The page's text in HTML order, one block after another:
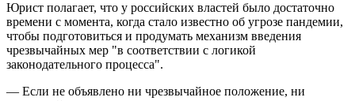
Юрист полагает, что у российских властей было достаточно
времени с момента, когда стало известно об угрозе пандемии,
чтобы подготовиться и продумать механизм введения
чрезвычайных мер "в соответствии с логикой
законодательного процесса".
— Если не объявлено ни чрезвычайное положение, ни